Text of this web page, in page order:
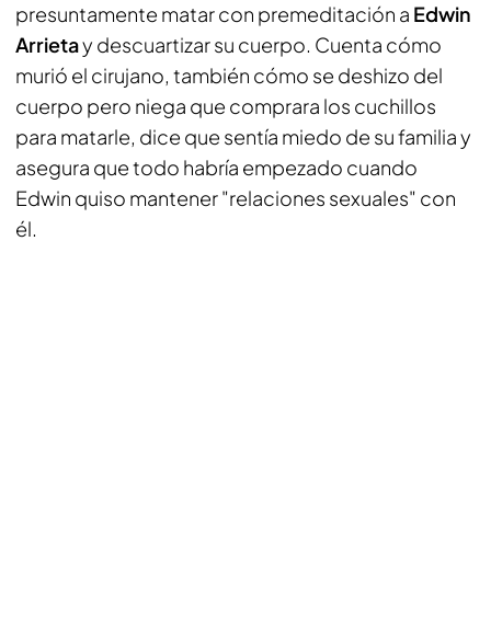
presuntamente matar con premeditación a Edwin
Arrietay descuartizar su cuerpo. Cuenta cómo
murió el cirujano, también cómo se deshizo del
cuerpo pero niega que comprara los cuchillos
para matarle, dice que sentía miedo de su familia y
asegura que todo habría empezado cuando
Edwin quiso mantener "relaciones sexuales" con
él.